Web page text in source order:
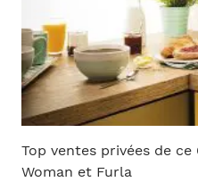
Top ventes privées de
Woman et Furla